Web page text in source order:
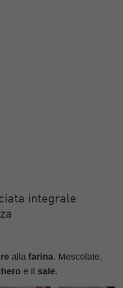
integrale
allafarina. Mescolate.
e il sale.